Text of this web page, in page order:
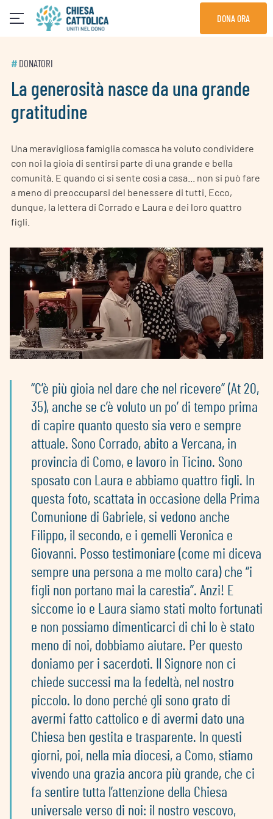
DONA ORA
# DONATORI
La generosità nasce da una grande
gratitudine
Una meravigliosa famiglia comasca ha voluto condividere
con noi la gioia di sentirsi parte di una grande e bella
comunità. E quando ci si sente così a casa... non si può fare
a meno di preoccuparsi del benessere di tutti. Ecco,
dunque, la lettera di Corrado e Laura e dei loro quattro
figli.
“C’è più gioia nel dare che nel ricevere” (At 20,
35), anche se c’è voluto un po’ di tempo prima
di capire quanto questo sia vero e sempre
attuale. Sono Corrado, abito a Vercana, in
provincia di Como, e lavoro in Ticino. Sono
sposato con Laura e abbiamo quattro figli. In
questa foto, scattata in occasione della Prima
Comunione di Gabriele, si vedono anche
Filippo, il secondo, e i gemelli Veronica e
Giovanni. Posso testimoniare (come mi diceva
sempre una persona a me molto cara) che “i
figli non portano mai la carestia”. Anzi! E
siccome io e Laura siamo stati molto fortunati
e non possiamo dimenticarci di chi lo è stato
meno di noi, dobbiamo aiutare. Per questo
doniamo per i sacerdoti. Il Signore non ci
chiede successi ma la fedeltà, nel nostro
piccolo. Io dono perché gli sono grato di
avermi fatto cattolico e di avermi dato una
Chiesa ben gestita e trasparente. In questi
giorni, poi, nella mia diocesi, a Como, stiamo
vivendo una grazia ancora più grande, che ci
fa sentire tutta l’attenzione della Chiesa
universale verso di noi: il nostro vescovo,